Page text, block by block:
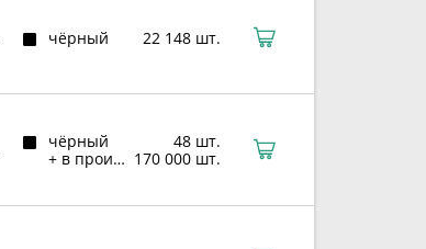
чёрный 22 148 шт.
чёрный
48 шт.
+ в производстве 170 000 шт.